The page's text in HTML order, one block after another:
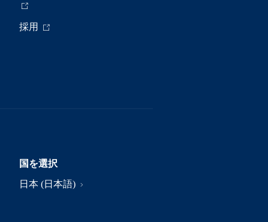
採用
国を選択
日本 (日本語)